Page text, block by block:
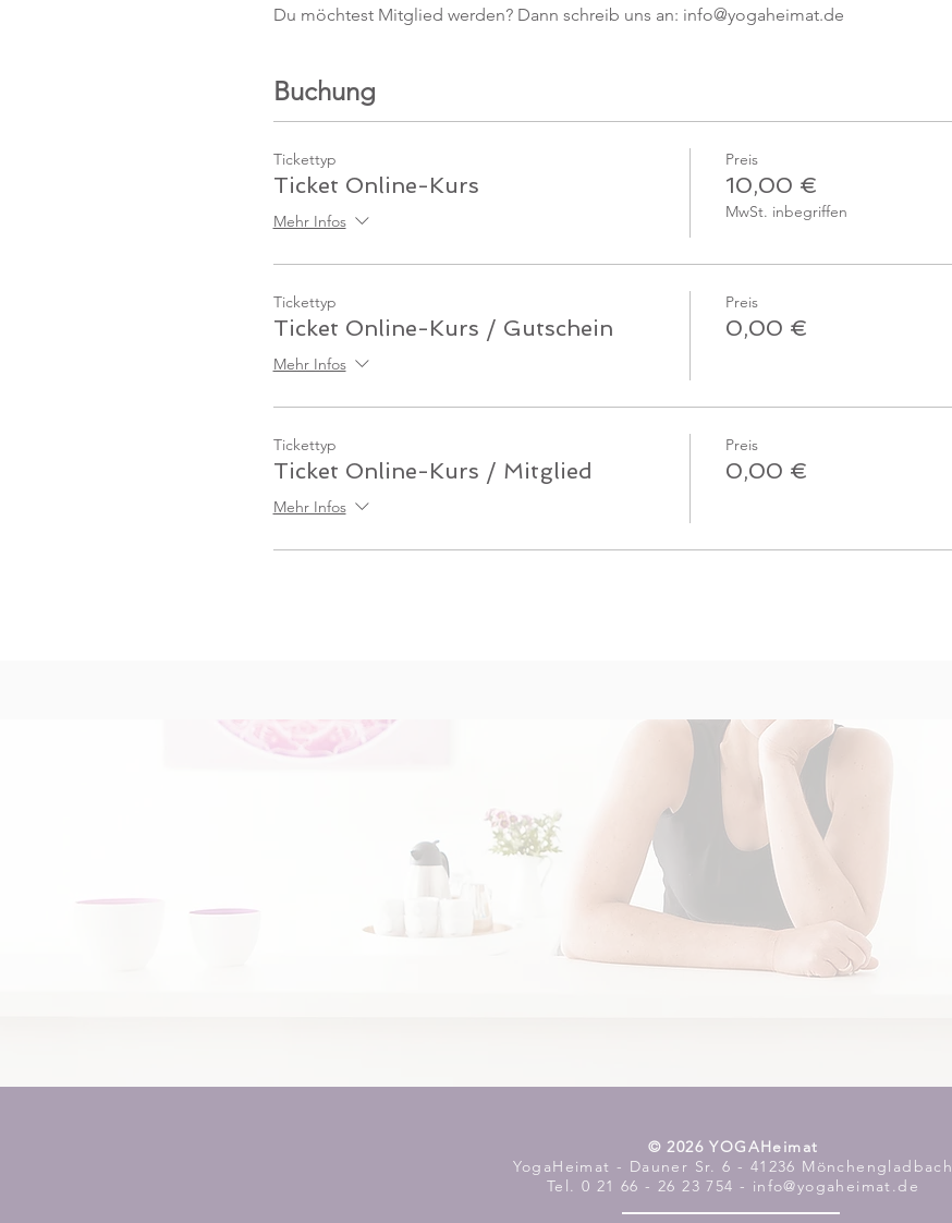
Du möchtest Mitglied werden? Dann schreib uns an: info@yogaheimat.de
Buchung
Tickettyp
Ticket Online-Kurs
Mehr Infos
Preis
10,00 €
MwSt. inbegriffen
Tickettyp
Ticket Online-Kurs / Gutschein
Mehr Infos
Preis
0,00 €
Tickettyp
Ticket Online-Kurs / Mitglied
Mehr Infos
Preis
0,00 €
​© 2026 YOGAHeimat
YogaHeimat - Dauner Sr. 6 - 41236 Mönchengladbach
Tel. 0 21 66 - 26 23 754 - info@yogaheimat.de